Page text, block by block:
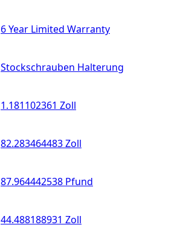
6 Year Limited Warranty
Stockschrauben Halterung
1.181102361 Zoll
82.283464483 Zoll
87.964442538 Pfund
44.488188931 Zoll